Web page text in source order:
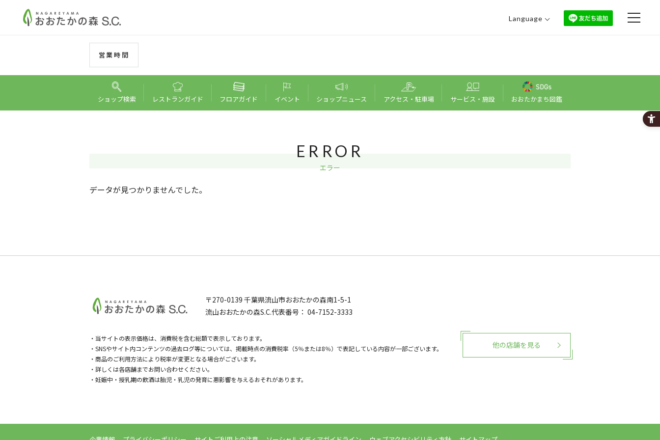
Language
中文（简体）
한국어
営業時間
ショップ検索 レストランガイド フロアガイド イベント ショップニュース アクセス・ 駐車場 サービス・施設 おおたかまち図鑑
ERROR
エラー
データが見つかりませんでした。
〒270-0139 千葉県流山市おおたかの森南1-5-1
流山おおたかの森S.C.代表番号： 04-7152-3333
・当サイトの表示価格は、消費税を含む総額で表示しております。
・SNSやサイト内コンテンツの過去ログ等については、掲載時点の消費税率（5％または8％）で表記している内容が一部ございます。
・商品のご利用方法により税率が変更となる場合がございます。
・詳しくは各店舗までお問い合わせください。
・妊娠中・授乳期の飲酒は胎児・乳児の発育に悪影響を与えるおそれがあります。
他の店舗を見る